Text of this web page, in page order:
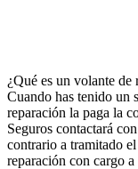
¿Qué es un volante
Cuando has tenido un
reparación la paga la
Seguros contactará
contrario a tramitado
reparación con cargo